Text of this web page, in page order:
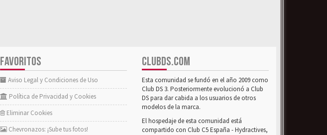
FAVORITOS
Aviso Legal y Condiciones de Uso
Política de Privacidad y Cookies
Eliminar Cookies
Chevronazos: ¡Sube tus fotos!
CLUBDS.COM
Esta comunidad se fundó en el año 2009 como
Club DS 3. Posteriormente evolucionó a Club
DS para dar cabida a los usuarios de otros
modelos de la marca.
El hospedaje de esta comunidad está
compartido con Club C5 España - Hydractives,